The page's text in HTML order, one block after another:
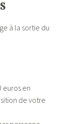
à la sortie du
euros en
de votre